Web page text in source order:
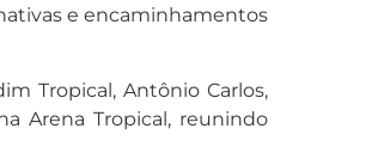
e encaminhamentos
Tropical, Antônio Carlos,
Arena Tropical, reunindo